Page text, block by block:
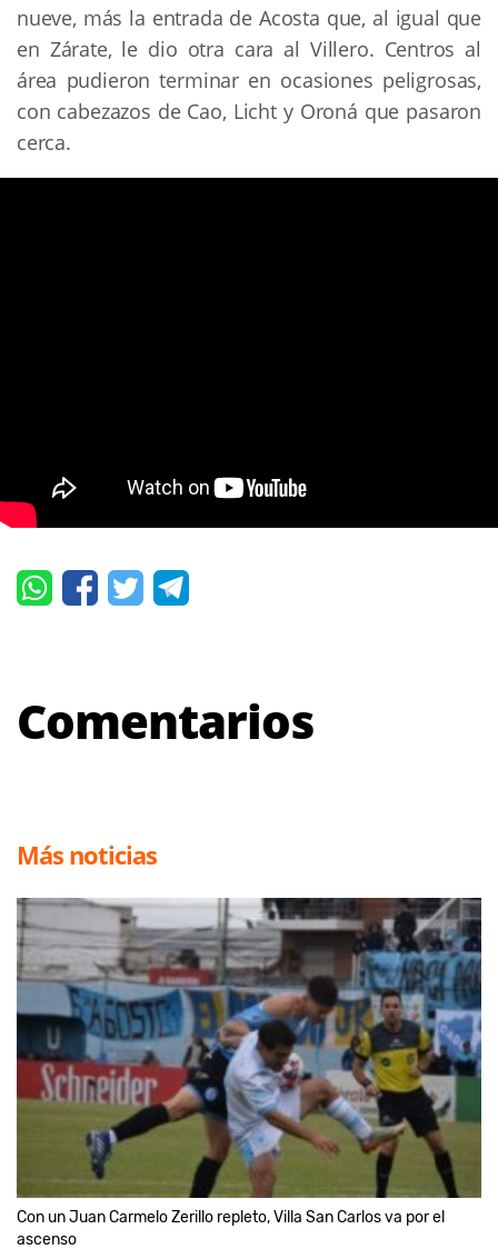
nueve, más la entrada de Acosta que, al igual que
en Zárate, le dio otra cara al Villero. Centros al
área pudieron terminar en ocasiones peligrosas,
con cabezazos de Cao, Licht y Oroná que pasaron
cerca.
Comentarios
Más noticias
Con un Juan Carmelo Zerillo repleto, Villa San Carlos va por el
ascenso